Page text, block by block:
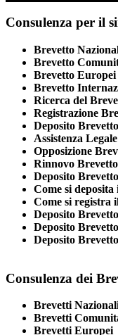
Consulenza per il
Brevetto
Brevetto
Brevetto Europei
Brevetto
Ricerca del
Registrazione
Deposito Brevetto
Assistenza
Opposizione
Rinnovo Brevetto
Deposito
Come si
Come si registra
Deposito
Deposito
Deposito
Consulenza dei
Brevetti
Brevetti
Brevetti Europei